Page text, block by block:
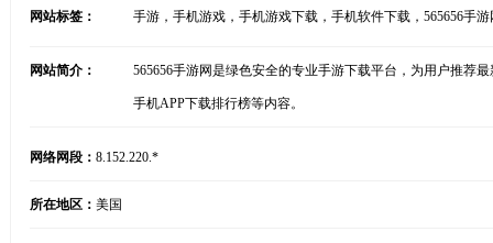
网站标签： 手游，手机游戏，手机游戏下载，手机软件下载，565656手游
网站简介： 565656手游网是绿色安全的专业手游下载平台，为用户推荐
手机APP下载排行榜等内容。
网络网段： 8.152.220.*
所在地区： 美国